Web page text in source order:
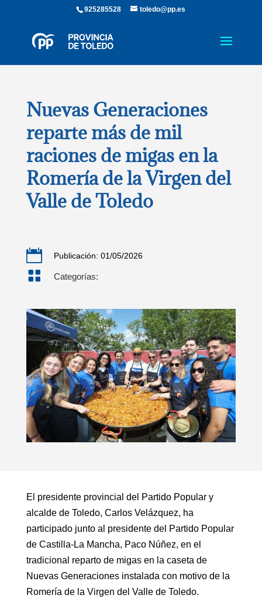
925285528 toledo@pp.es
Nuevas Generaciones
reparte más de mil
raciones de migas en la
Romería de la Virgen del
Valle de Toledo
 Publicación: 01/05/2026
 Categorías:
El presidente provincial del Partido Popular y
alcalde de Toledo, Carlos Velázquez, ha
participado junto al presidente del Partido Popular
de Castilla-La Mancha, Paco Núñez, en el
tradicional reparto de migas en la caseta de
Nuevas Generaciones instalada con motivo de la
Romería de la Virgen del Valle de Toledo.